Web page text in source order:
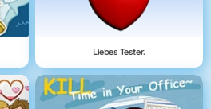
Liebes Tester.